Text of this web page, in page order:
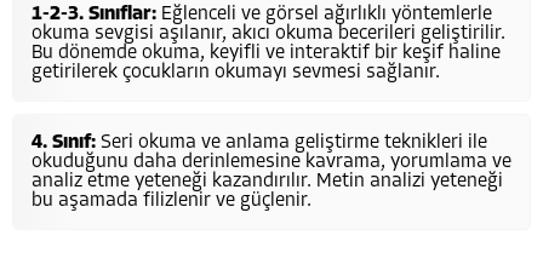
1-2-3. Sınıflar: Eğlenceli ve görsel ağırlıklı yöntemlerle
okuma sevgisi aşılanır, akıcı okuma becerileri geliştirilir.
Bu dönemde okuma, keyifli ve interaktif bir keşif haline
getirilerek çocukların okumayı sevmesi sağlanır.
4. Sınıf: Seri okuma ve anlama geliştirme teknikleri ile
okuduğunu daha derinlemesine kavrama, yorumlama ve
analiz etme yeteneği kazandırılır. Metin analizi yeteneği
bu aşamada filizlenir ve güçlenir.